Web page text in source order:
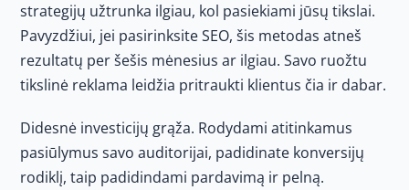
strategijų užtrunka ilgiau, kol pasiekiami jūsų tikslai.
Pavyzdžiui, jei pasirinksite SEO, šis metodas atneš
rezultatų per šešis mėnesius ar ilgiau. Savo ruožtu
tikslinė reklama leidžia pritraukti klientus čia ir dabar.
Didesnė investicijų grąža. Rodydami atitinkamus
pasiūlymus savo auditorijai, padidinate konversijų
rodiklį, taip padidindami pardavimą ir pelną.